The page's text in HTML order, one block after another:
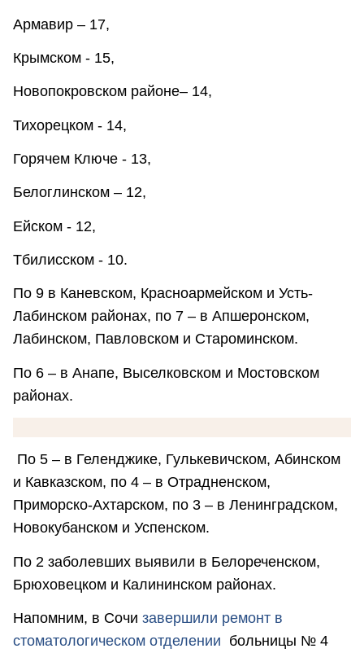
Армавир – 17,
Крымском - 15,
Новопокровском районе– 14,
Тихорецком - 14,
Горячем Ключе - 13,
Белоглинском – 12,
Ейском - 12,
Тбилисском - 10.
По 9 в Каневском, Красноармейском и Усть-
Лабинском районах, по 7 – в Апшеронском,
Лабинском, Павловском и Староминском.
По 6 – в Анапе, Выселковском и Мостовском
районах.
По 5 – в Геленджике, Гулькевичском, Абинском
и Кавказском, по 4 – в Отрадненском,
Приморско-Ахтарском, по 3 – в Ленинградском,
Новокубанском и Успенском.
По 2 заболевших выявили в Белореченском,
Брюховецком и Калининском районах.
Напомним, в Сочи завершили ремонт в
стоматологическом отделении больницы № 4